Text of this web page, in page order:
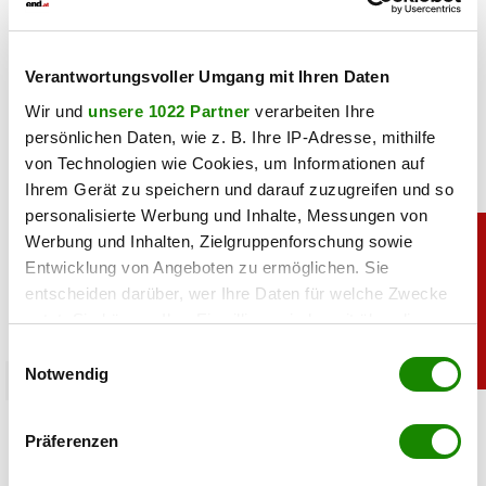
Verantwortungsvoller Umgang mit Ihren Daten
Wir und unsere 1022 Partner verarbeiten Ihre
persönlichen Daten, wie z. B. Ihre IP-Adresse, mithilfe
von Technologien wie Cookies, um Informationen auf
Ihrem Gerät zu speichern und darauf zuzugreifen und so
personalisierte Werbung und Inhalte, Messungen von
Werbung und Inhalten, Zielgruppenforschung sowie
Entwicklung von Angeboten zu ermöglichen. Sie
entscheiden darüber, wer Ihre Daten für welche Zwecke
nutzt. Sie können Ihre Einwilligung jederzeit über die
Trigger Symbol ändern oder widerrufen
Informationen über Ihre geografische Lage
Notwendig
Präferenzen
teilen
chronik
Goldpreis zieht kräftig an: Das steckt dahinter